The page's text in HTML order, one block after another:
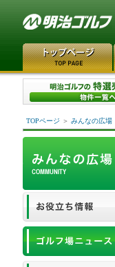
TOPページ ＞ みんなの広場